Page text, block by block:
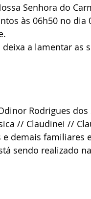
Senhora do
às 06h50 no
deixa a lamentar as
Rodrigues dos
// Claudinei //
e demais familiares
sendo realizado